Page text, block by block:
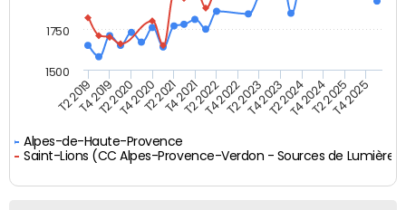
Alpes-de-Haute-Provence
Saint-Lions (CC Alpes-Provence-Verdon - Sources de Lumière)
T2 2019T4 2019T2 2020T4 2020T2 2021T4 2021T2 2022T4 2022T2 2023T4 2023T2 2024T4 2024T2 2025T4 2025
1500
1750